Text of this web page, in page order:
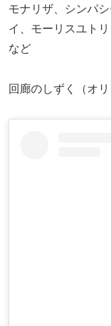
モナリザ、シンパ
イ、モーリスユト
など
回廊のしずく（オリ